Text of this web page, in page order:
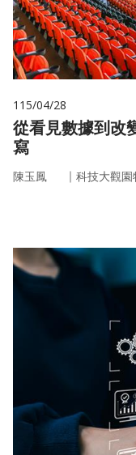
115/04/28
從看見數據到
寫
陳玉鳳 ｜ 科技大觀園